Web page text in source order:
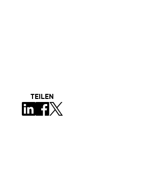
TEILEN